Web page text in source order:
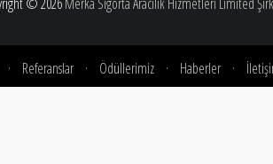
· Referanslar · Ödüllerimiz · Haberler ·